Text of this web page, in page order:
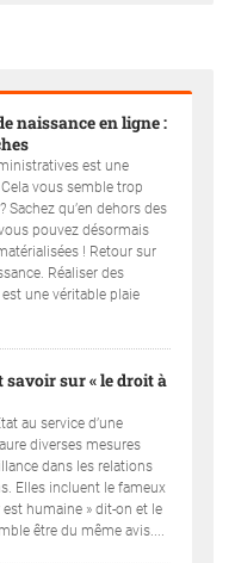
naissance en ligne :
est une
vous semble trop
qu’en dehors des
pouvez désormais
! Retour sur
Réaliser des
une véritable plaie
sur « le droit à
au service d’une
diverses mesures
dans les relations
Elles incluent le fameux
est humaine » dit-on et le
être du même avis....